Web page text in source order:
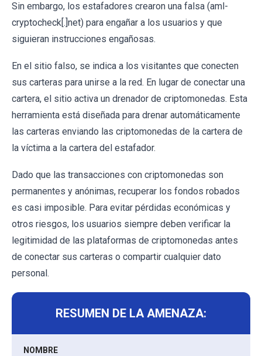
Sin embargo, los estafadores crearon una falsa (aml-
cryptocheck[.]net) para engañar a los usuarios y que
siguieran instrucciones engañosas.
En el sitio falso, se indica a los visitantes que conecten
sus carteras para unirse a la red. En lugar de conectar una
cartera, el sitio activa un drenador de criptomonedas. Esta
herramienta está diseñada para drenar automáticamente
las carteras enviando las criptomonedas de la cartera de
la víctima a la cartera del estafador.
Dado que las transacciones con criptomonedas son
permanentes y anónimas, recuperar los fondos robados
es casi imposible. Para evitar pérdidas económicas y
otros riesgos, los usuarios siempre deben verificar la
legitimidad de las plataformas de criptomonedas antes
de conectar sus carteras o compartir cualquier dato
personal.
RESUMEN DE LA AMENAZA:
NOMBRE